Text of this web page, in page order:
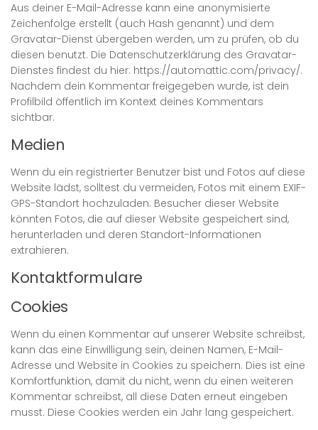
Aus deiner E-Mail-Adresse kann eine anonymisierte
Zeichenfolge erstellt (auch Hash genannt) und dem
Gravatar-Dienst übergeben werden, um zu prüfen, ob du
diesen benutzt. Die Datenschutzerklärung des Gravatar-
Dienstes findest du hier: https://automattic.com/privacy/.
Nachdem dein Kommentar freigegeben wurde, ist dein
Profilbild öffentlich im Kontext deines Kommentars
sichtbar.
Medien
Wenn du ein registrierter Benutzer bist und Fotos auf diese
Website lädst, solltest du vermeiden, Fotos mit einem EXIF-
GPS-Standort hochzuladen. Besucher dieser Website
könnten Fotos, die auf dieser Website gespeichert sind,
herunterladen und deren Standort-Informationen
extrahieren.
Kontaktformulare
Cookies
Wenn du einen Kommentar auf unserer Website schreibst,
kann das eine Einwilligung sein, deinen Namen, E-Mail-
Adresse und Website in Cookies zu speichern. Dies ist eine
Komfortfunktion, damit du nicht, wenn du einen weiteren
Kommentar schreibst, all diese Daten erneut eingeben
musst. Diese Cookies werden ein Jahr lang gespeichert.